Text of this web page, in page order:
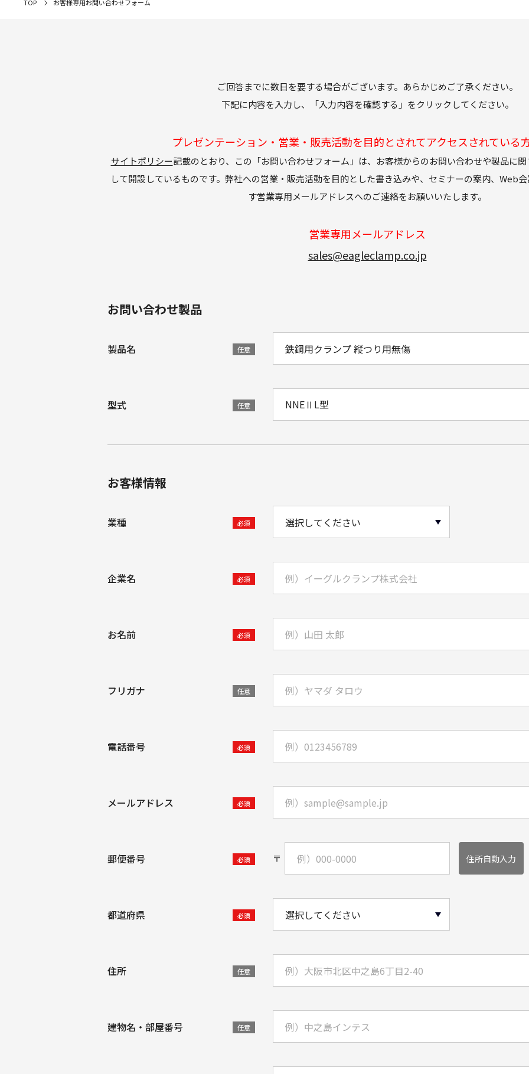
TOP お客様専用お問い合わせフォーム
ご回答までに数日を要する場合がございます。あらかじめご了承ください。
下記に内容を入力し、「入力内容を確認する」をクリックしてください。
プレゼンテーション・営業・販売活動を目的とされてアクセスされている方
サイトポリシー記載のとおり、この「お問い合わせフォーム」は、お客様からのお問い合わせや製品に
して開設しているものです。弊社への営業・販売活動を目的とした書き込みや、セミナーの案内、Web
す営業専用メールアドレスへのご連絡をお願いいたします。
営業専用メールアドレス
sales@eagleclamp.co.jp
お問い合わせ製品
製品名 任意
型式 任意
お客様情報
業種 必須
企業名 必須
お名前 必須
フリガナ 任意
電話番号 必須
メールアドレス 必須
郵便番号 必須 〒 住所自動入力
都道府県 必須
住所 任意
建物名・部屋番号 任意